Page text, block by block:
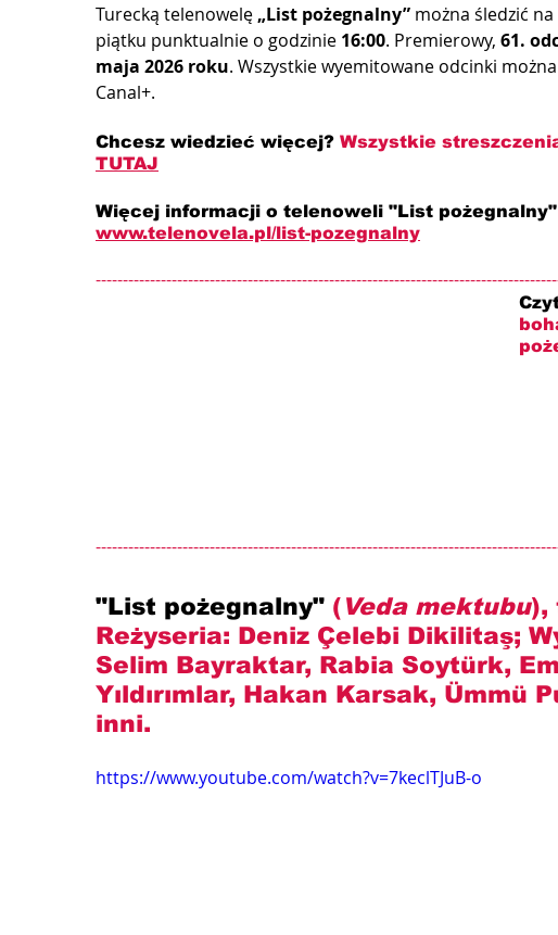
Turecką telenowelę „List pożegnalny” można śledzić
piątku punktualnie o godzinie 16:00. Premierowy, 61.
maja 2026 roku. Wszystkie wyemitowane odcinki
Canal+.
Chcesz wiedzieć więcej? Wszystkie
TUTAJ
Więcej informacji o telenoweli "List
www.telenovela.pl/list-pozegnalny
"List pożegnalny" ( Veda mektubu),
Reżyseria: Deniz Çelebi Dikilitaş;
Selim Bayraktar, Rabia Soytürk,
Yıldırımlar, Hakan Karsak, Ümmü
inni.
https://www.youtube.com/watch?v=7keclTJuB-o